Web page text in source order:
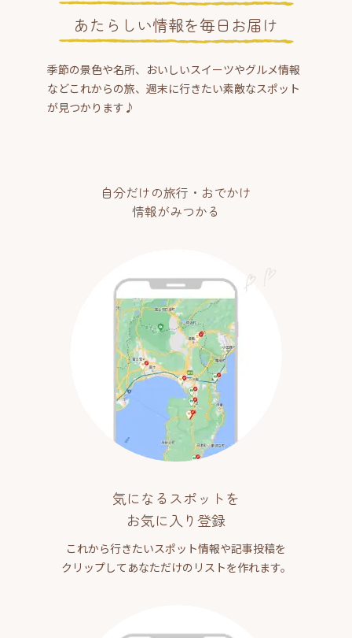
あたらしい情報を毎日お届け
季節の景色や名所、おいしいスイーツやグルメ情報
などこれからの旅、週末に行きたい素敵なスポット
が見つかります♪
自分だけの旅行・おでかけ
情報がみつかる
気になるスポットを
お気に入り登録
これから行きたいスポット情報や記事投稿を
クリップしてあなただけのリストを作れます。